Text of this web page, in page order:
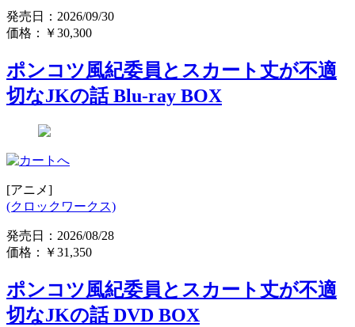
発売日：2026/09/30
価格：
￥30,300
ポンコツ風紀委員とスカート丈が不適
切なJKの話 Blu-ray BOX
[アニメ]
(クロックワークス)
発売日：2026/08/28
価格：
￥31,350
ポンコツ風紀委員とスカート丈が不適
切なJKの話 DVD BOX